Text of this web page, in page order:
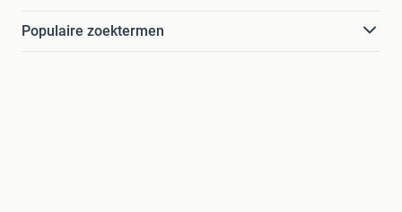
Populaire zoektermen